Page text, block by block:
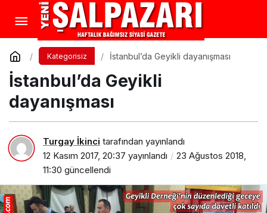
Kategorisiz İstanbul’da Geyikli dayanışması
İstanbul’da Geyikli
dayanışması
Turgay İkinci tarafından yayınlandı
12 Kasım 2017, 20:37 yayınlandı
23 Ağustos 2018,
11:30 güncellendi